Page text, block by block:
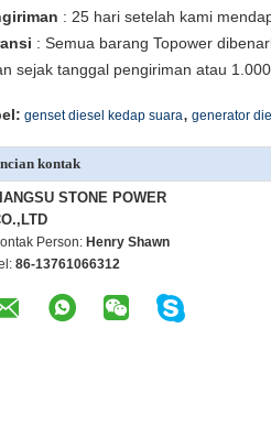
: 25 hari setelah kami
: Semua barang Topower
sejak tanggal pengiriman atau
genset diesel kedap suara, generator
kontak
STONE POWER
Person: Henry Shawn
86-13761066312